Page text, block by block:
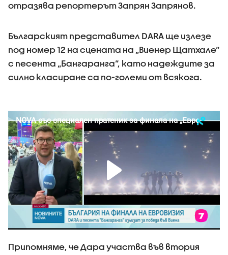
отразява репортерът Запрян Запрянов.
Българският представител DARA ще излезе
под номер 12 на сцената на „Виенер Щатхале“
с песента „Бангаранга“, като надеждите за
силно класиране са по-големи от всякога.
Припомняме, че Дара участва във втория